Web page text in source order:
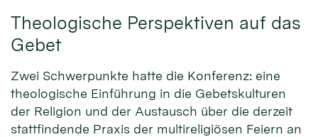
Theologische Perspektiven auf das
Gebet
Zwei Schwerpunkte hatte die Konferenz: eine
theologische Einführung in die Gebetskulturen
der Religion und der Austausch über die derzeit
stattfindende Praxis der multireligiösen Feiern an